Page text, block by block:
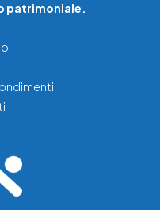
patrimoniale.